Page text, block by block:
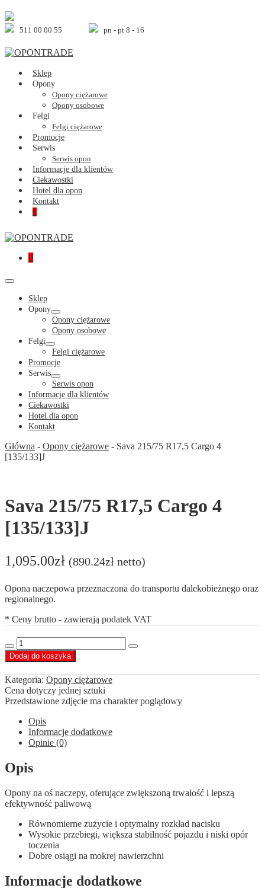
Skip
to
content511 00 00 55 pn - pt 8 - 16
Sklep
Opony
Opony ciężarowe
Opony osobowe
Felgi
Felgi ciężarowe
Promocje
Serwis
Serwis opon
Informacje dla klientów
Ciekawostki
Hotel dla opon
Kontakt
Shopping
0Items
Shopping
0Items
Menu
Toggle
Sklep
Opony
Menu
Toggle
Opony ciężarowe
Opony osobowe
Felgi
Menu
Toggle
Felgi ciężarowe
Promocje
Serwis
Menu
Toggle
Serwis opon
Informacje dla klientów
Ciekawostki
Hotel dla opon
Kontakt
Główna - Opony ciężarowe - Sava 215/75 R17,5 Cargo 4
[135/133]J
Sava 215/75 R17,5 Cargo 4
[135/133]J
1,095.00zł (890.24zł netto)
Opona naczepowa przeznaczona do transportu dalekobieżnego oraz
regionalnego.
* Ceny brutto - zawierają podatek VAT
Decrease
quantity
ilość
Sava
215/75
R17,5
Cargo
4
[135/133]J
Increase
Dodaj do koszyka
Kategoria: Opony ciężarowe
Cena dotyczy jednej sztuki
Przedstawione zdjęcie ma charakter poglądowy
Opis
Informacje dodatkowe
Opinie (0)
Opis
Opony na oś naczepy, oferujące zwiększoną trwałość i lepszą
efektywność paliwową
Równomierne zużycie i optymalny rozkład nacisku
Wysokie przebiegi, większa stabilność pojazdu i niski opór
toczenia
Dobre osiągi na mokrej nawierzchni
Informacje dodatkowe